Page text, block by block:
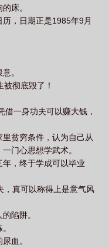
床。
，日期正是1985年9月
。
彻底毁了！
一身功夫可以赚大钱，
贫穷条件，认为自己从
门心思想学武术。
，终于学成可以毕业
，真可以称得上是意气风
陷阱。
血。